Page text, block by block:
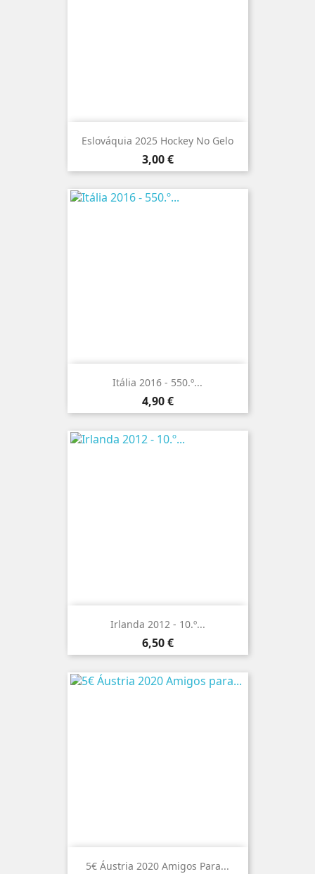
Eslováquia 2025 Hockey No Gelo
Preço
3,00 €
Itália 2016 - 550.º...
Preço
4,90 €
Irlanda 2012 - 10.º...
Preço
6,50 €
5€ Áustria 2020 Amigos Para...